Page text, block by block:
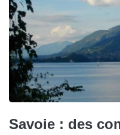
Savoie : des